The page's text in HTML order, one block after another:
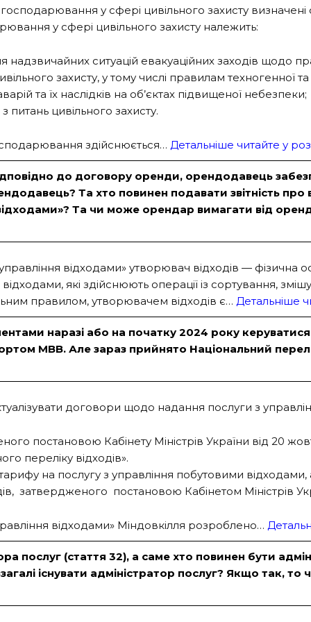
господарювання у сфері цивільного захисту
у сфері цивільного захисту належить:
надзвичайних ситуацій евакуаційних заходів щодо
захисту, у тому числі правилам техногенної
та їх наслідків на об’єктах підвищеної небезпеки;
питань цивільного захисту.
здійснюється… Детальніше читайте у
до договору оренди, орендодавець
Та хто повинен подавати звітність про
Та чи може орендар вимагати від
відходами» утворювач відходів — фізична
які здійснюють операції із сортування,
правилом, утворювачем відходів є… Детальніше
наразі або на початку 2024 року
МВВ. Але зараз прийнято Національний
договори щодо надання послуги з
постановою Кабінету Міністрів України від 20
переліку відходів».
на послугу з управління побутовими
затвердженого постановою Кабінетом Міністрів
відходами» Міндовкілля розроблено…
послуг (стаття 32), а саме хто повинен бути
існувати адміністратор послуг? Якщо так,